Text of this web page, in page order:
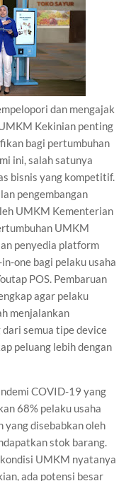
dan mengajak
Kekinian penting
bagi pertumbuhan
ini, salah satunya
bisnis yang kompetitif.
pengembangan
UMKM Kementerian
UMKM
penyedia platform
one bagi pelaku usaha
POS. Pembaruan
agar pelaku
menjalankan
semua tipe device
peluang lebih dengan
COVID-19 yang
68% pelaku usaha
yang disebabkan oleh
stok barang.
UMKM nyatanya
ada potensi besar